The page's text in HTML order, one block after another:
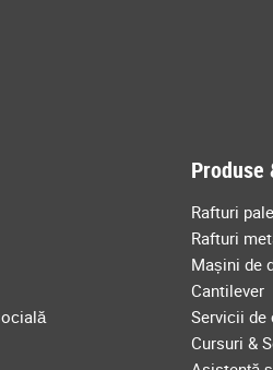
Produse
Rafturi
Rafturi
Mașini de
Cantilever
Servicii de
Cursuri &